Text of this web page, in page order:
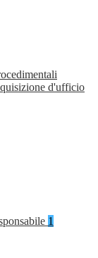
d'ufficio
1